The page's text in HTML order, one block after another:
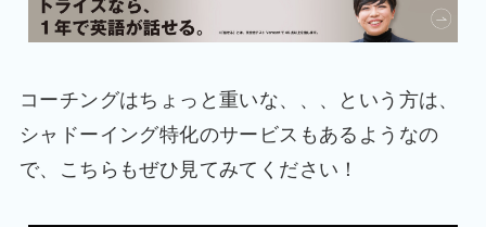
コーチングはちょっと重いな、、、という方は、
シャドーイング特化のサービスもあるようなの
で、こちらもぜひ見てみてください！